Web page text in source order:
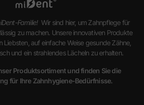
Familie!Wir sind hier, um Zahnpflege für
zu machen. Unsere innovativen Produkte
Liebsten, auf einfache Weise gesunde Zähne,
und ein strahlendes Lächeln zu erhalten.
Produktsortiment und finden Sie die
für Ihre Zahnhygiene-Bedürfnisse.